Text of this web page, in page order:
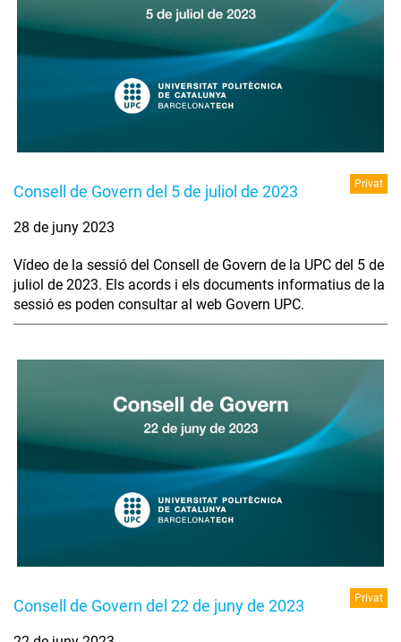
Consell de Govern del 5 de juliol de 2023 Privat
28 de juny 2023
Vídeo de la sessió del Consell de Govern de la UPC del 5 de
juliol de 2023. Els acords i els documents informatius de la
sessió es poden consultar al web Govern UPC.
Consell de Govern del 22 de juny de 2023 Privat